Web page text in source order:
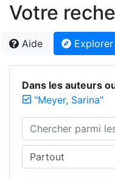
Votre
Aide Explorer
Dans les auteurs
"Meyer, Sarina"
Chercher parmi les
Chercher dans...